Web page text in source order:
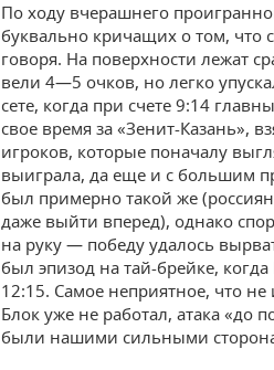
По ходу вчерашнего
буквально кричащих о том, что
говоря. На поверхности лежат
вели 4—5 очков, но легко
сете, когда при счете 9:14
свое время за «Зенит-Казань»,
игроков, которые поначалу
выиграла, да еще и с большим
был примерно такой же
даже выйти вперед), однако
на руку — победу удалось
был эпизод на тай-брейке,
12:15. Самое неприятное, что не
Блок уже не работал, атака «до
были нашими сильными